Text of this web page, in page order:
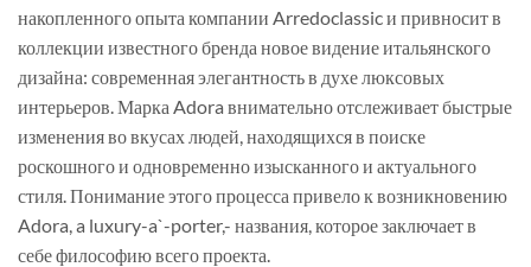
накопленного опыта компании Arredoclassic и привносит в
коллекции известного бренда новое видение итальянского
дизайна: современная элегантность в духе люксовых
интерьеров. Марка Adora внимательно отслеживает быстрые
изменения во вкусах людей, находящихся в поиске
роскошного и одновременно изысканного и актуального
стиля. Понимание этого процесса привело к возникновению
Adora, a luxury-a`-porter,- названия, которое заключает в
себе философию всего проекта.